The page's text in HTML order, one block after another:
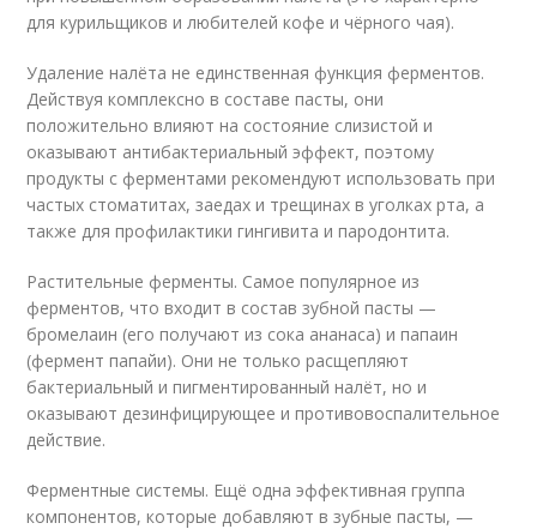
для курильщиков и любителей кофе и чёрного чая).
Удаление налёта не единственная функция ферментов.
Действуя комплексно в составе пасты, они
положительно влияют на состояние слизистой и
оказывают антибактериальный эффект, поэтому
продукты с ферментами рекомендуют использовать при
частых стоматитах, заедах и трещинах в уголках рта, а
также для профилактики гингивита и пародонтита.
Растительные ферменты. Самое популярное из
ферментов, что входит в состав зубной пасты —
бромелаин (его получают из сока ананаса) и папаин
(фермент папайи). Они не только расщепляют
бактериальный и пигментированный налёт, но и
оказывают дезинфицирующее и противовоспалительное
действие.
Ферментные системы. Ещё одна эффективная группа
компонентов, которые добавляют в зубные пасты, —